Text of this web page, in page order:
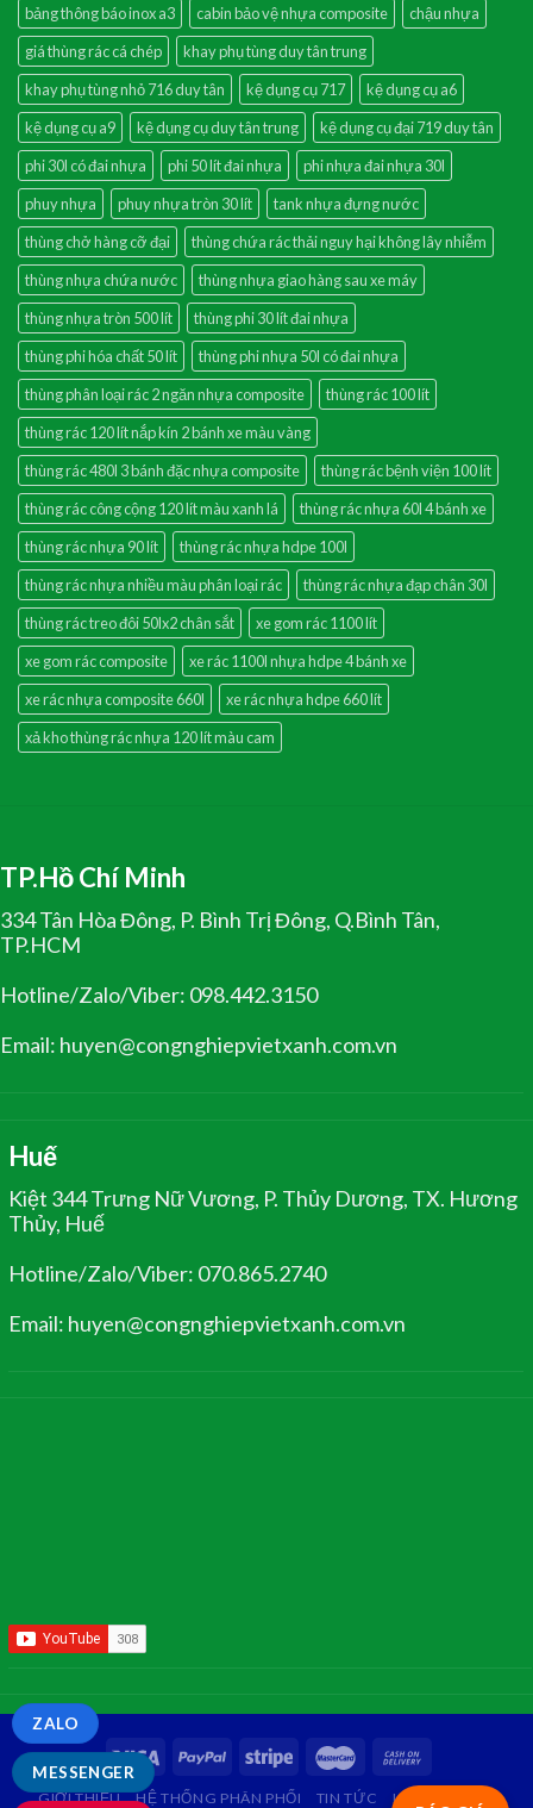
bảng thông báo inox a3
cabin bảo vệ nhựa composite
chậu nhựa
giá thùng rác cá chép
khay phụ tùng duy tân trung
khay phụ tùng nhỏ 716 duy tân
kệ dụng cụ 717
kệ dụng cụ a6
kệ dụng cụ a9
kệ dụng cụ duy tân trung
kệ dụng cụ đại 719 duy tân
phi 30l có đai nhựa
phi 50 lít đai nhựa
phi nhựa đai nhựa 30l
phuy nhựa
phuy nhựa tròn 30 lít
tank nhựa đựng nước
thùng chở hàng cỡ đại
thùng chứa rác thải nguy hại không lây nhiễm
thùng nhựa chứa nước
thùng nhựa giao hàng sau xe máy
thùng nhựa tròn 500 lít
thùng phi 30 lít đai nhựa
thùng phi hóa chất 50 lít
thùng phi nhựa 50l có đai nhựa
thùng phân loại rác 2 ngăn nhựa composite
thùng rác 100 lít
thùng rác 120 lít nắp kín 2 bánh xe màu vàng
thùng rác 480l 3 bánh đặc nhựa composite
thùng rác bệnh viện 100 lít
thùng rác công cộng 120 lít màu xanh lá
thùng rác nhựa 60l 4 bánh xe
thùng rác nhựa 90 lít
thùng rác nhựa hdpe 100l
thùng rác nhựa nhiều màu phân loại rác
thùng rác nhựa đạp chân 30l
thùng rác treo đôi 50lx2 chân sắt
xe gom rác 1100 lít
xe gom rác composite
xe rác 1100l nhựa hdpe 4 bánh xe
xe rác nhựa composite 660l
xe rác nhựa hdpe 660 lít
xả kho thùng rác nhựa 120 lít màu cam
TP.Hồ Chí Minh
334 Tân Hòa Đông, P. Bình Trị Đông, Q.Bình Tân,
TP.HCM
Hotline/Zalo/Viber: 098.442.3150
Email: huyen@congnghiepvietxanh.com.vn
Huế
Kiệt 344 Trưng Nữ Vương, P. Thủy Dương, TX. Hương
Thủy, Huế
Hotline/Zalo/Viber: 070.865.2740
Email: huyen@congnghiepvietxanh.com.vn
GIỚI THIỆU HỆ THỐNG PHÂN PHỐI TIN TỨC LIÊN HỆ
MESSENGER
ZALO